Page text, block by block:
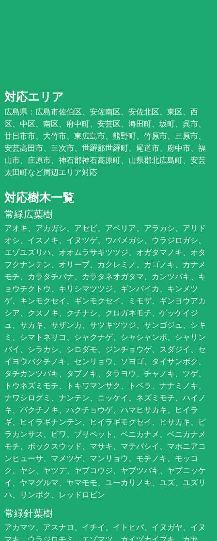
対応エリア
広島県：広島市佐伯区、安佐南区、安佐北区、東区、西
区、中区、南区、府中町、安芸区、海田町、坂町、呉市、
廿日市市、大竹市、東広島市、熊野町、竹原市、三原市、
安芸高田市、三次市、世羅郡世羅町、尾道市、府中市、福
山市、庄原市、神石郡神石高原町、山県郡北広島町、安芸
太田町など周辺エリア対応
対応樹木一覧
常緑広葉樹
アオキ、アカガシ、アセビ、アベリア、アラカシ、アリド
オシ、イスノキ、イヌツゲ、ウバメガシ、ウラジロガシ、
エゾユズリハ、オオムラサキツツジ、オガタマノキ、オタ
フクナンテン、オリーブ、カクレミノ、カゴノキ、カナメ
モチ、カラタチバナ、カラタネオガタマ、カンツバキ、キ
ョウチクトウ、キリシマツツジ、ギンバイカ、キンメツ
ゲ、キンモクセイ、ギンモクセイ、ミモザ、ギンヨウアカ
シア、クスノキ、クチナシ、クロガネモチ、ゲッケイジ
ュ、サカキ、サザンカ、サツキツツジ、サンゴジュ、シキ
ミ、シマトネリコ、シャクナゲ、シャシャンポ、シャリン
バイ、シラカシ、シロダモ、ジンチョウゲ、スダジイ、セ
イヨウバクチノキ、センリョウ、ソヨゴ、タイサンボク、
タチカンツバキ、タブノキ、タラヨウ、チャノキ、ツゲ、
トウネズミモチ、トキワマンサク、トベラ、ナナミノキ、
ナワシログミ、ナンテン、ニッケイ、ネズミモチ、ハイノ
キ、バクチノキ、ハクチョウゲ、ハマヒサカキ、ヒイラ
ギ、ヒイラギナンテン、ヒイラギモクセイ、ヒサカキ、ピ
ラカンサス、ビワ、プリペット、ベニカナメ、ベニカナメ
モチ、ボックスウッド、マサキ、マテバシイ、マホニアコ
ンヒューサ、マメツゲ、マンリョウ、モチノキ、モッコ
ク、ヤシ、ヤツデ、ヤブコウジ、ヤブツバキ、ヤブニッケ
イ、ヤマグルマ、ヤマモモ、ユーカリノキ、ユズ、ユズリ
ハ、リンボク、レッドロビン
常緑針葉樹
アカマツ、アスナロ、イチイ、イトヒバ、イヌガヤ、イヌ